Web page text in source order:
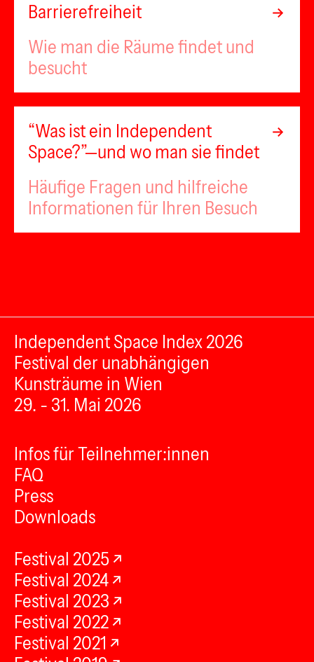
Barrierefreiheit
Wie man die Räume findet und
besucht
“Was ist ein Independent
Space?”—und wo man sie findet
Häufige Fragen und hilfreiche
Informationen für Ihren Besuch
Independent Space Index 2026
Festival der unabhängigen
Kunsträume in Wien
29. - 31. Mai 2026
Infos für Teilnehmer:innen
FAQ
Press
Downloads
Festival 2025
Festival 2024
Festival 2023
Festival 2022
Festival 2021